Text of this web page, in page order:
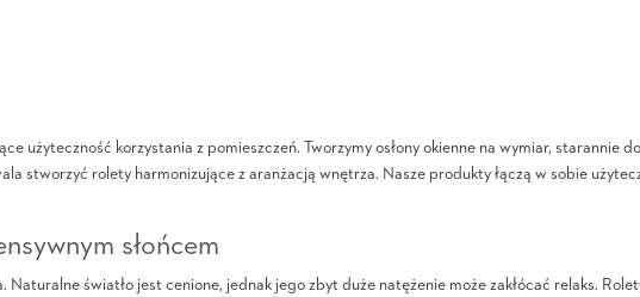
użyteczność korzystania z pomieszczeń. Tworzymy osłony okienne na wymiar, starannie
stworzyć rolety harmonizujące z aranżacją wnętrza. Nasze produkty łączą w sobie
słońcem
światło jest cenione, jednak jego zbyt duże natężenie może zakłócać relaks.